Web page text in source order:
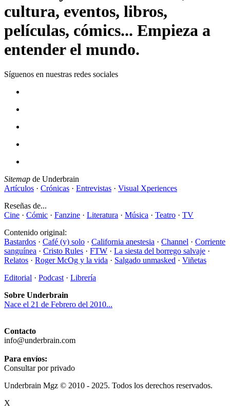
cultura, eventos, libros,
películas, cómics... Empieza a
entender el mundo.
Síguenos en nuestras redes sociales
Sitemap de Underbrain
Artículos · Crónicas · Entrevistas · Visual Xperiences
Reseñas de...
Cine · Cómic · Fanzine · Literatura · Música · Teatro · TV
Contenido original:
Bastardos · Café (y) solo · California anestesia · Channel · Corriente
sanguínea · Cristo Rules · FTW · La siesta del borrego salvaje ·
Relatos · Roger McOg y la vida · Salgado unmasked · Viñetas
Editorial · Podcast · Librería
Sobre Underbrain
Nace el 21 de Febrero del 2010...
Contacto
info@underbrain.com
Para envíos:
Consultar por privado
Underbrain Mgz © 2010 - 2025. Todos los derechos reservados.
X